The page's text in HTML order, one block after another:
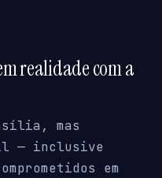
realidade com a
mas
— inclusive
em